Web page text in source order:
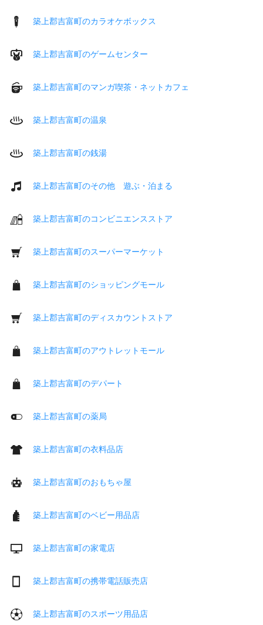
築上郡吉富町のカラオケボックス
築上郡吉富町のゲームセンター
築上郡吉富町のマンガ喫茶・ネットカフェ
築上郡吉富町の温泉
築上郡吉富町の銭湯
築上郡吉富町のその他 遊ぶ・泊まる
築上郡吉富町のコンビニエンスストア
築上郡吉富町のスーパーマーケット
築上郡吉富町のショッピングモール
築上郡吉富町のディスカウントストア
築上郡吉富町のアウトレットモール
築上郡吉富町のデパート
築上郡吉富町の薬局
築上郡吉富町の衣料品店
築上郡吉富町のおもちゃ屋
築上郡吉富町のベビー用品店
築上郡吉富町の家電店
築上郡吉富町の携帯電話販売店
築上郡吉富町のスポーツ用品店